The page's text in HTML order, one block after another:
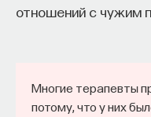
отношений с чужим
Многие терапевты
потому, что у них